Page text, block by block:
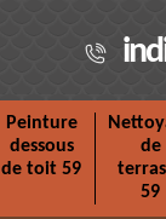
Peinture
dessous
de toit 59
de
59